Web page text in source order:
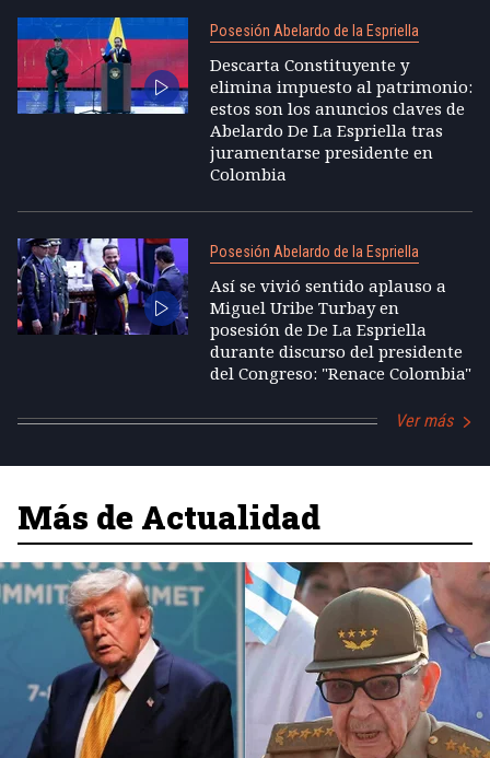
Posesión Abelardo de la Espriella
Descarta Constituyente y
elimina impuesto al patrimonio:
estos son los anuncios claves de
Abelardo De La Espriella tras
juramentarse presidente en
Colombia
Posesión Abelardo de la Espriella
Así se vivió sentido aplauso a
Miguel Uribe Turbay en
posesión de De La Espriella
durante discurso del presidente
del Congreso: "Renace Colombia"
Ver más
Más de Actualidad